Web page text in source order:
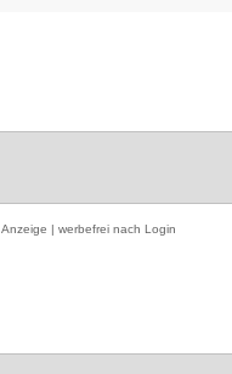
Anzeige | werbefrei nach Login